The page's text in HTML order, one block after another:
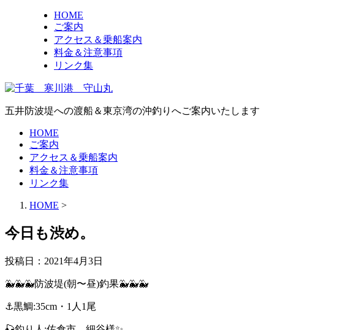
HOME
ご案内
アクセス＆乗船案内
料金＆注意事項
リンク集
五井防波堤への渡船＆東京湾の沖釣りへご案内いたします
HOME
ご案内
アクセス＆乗船案内
料金＆注意事項
リンク集
HOME >
今日も渋め。
投稿日： 2021年4月3日
🐳🐳🐳防波堤(朝〜昼)釣果🐳🐳🐳
⚓️黒鯛:35cm・1人1尾